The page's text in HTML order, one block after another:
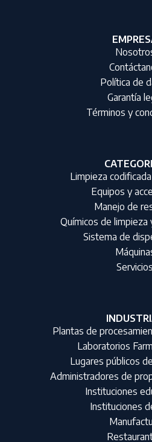
Política de
Garantía
Términos y
Limpieza
Equipos y
Manejo de
Químicos de limpieza
Sistema de
Servicios
Plantas de
Laboratorios
Lugares públicos
Administradores de
Instituciones
Instituciones